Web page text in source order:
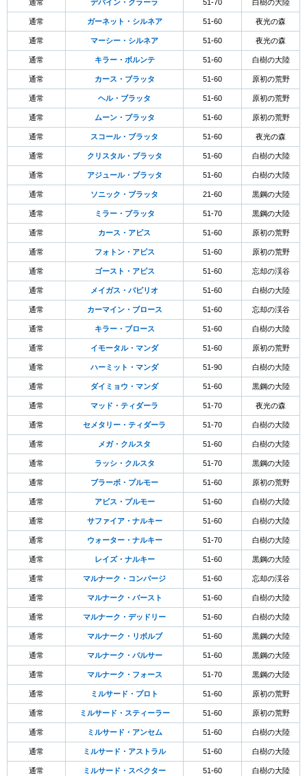
通常 デバイン・クラーラ 51-70 白樹の大陸
通常 ガーネット・シルネア 51-60 夜光の森
通常 マーシー・シルネア 51-60 夜光の森
通常 キラー・ボルンテ 51-60 白樹の大陸
通常 カース・ブラッタ 51-60 原初の荒野
通常 ヘル・ブラッタ 51-60 原初の荒野
通常 ムーン・ブラッタ 51-60 原初の荒野
通常 スコール・ブラッタ 51-60 夜光の森
通常 クリスタル・ブラッタ 51-60 白樹の大陸
通常 アジュール・ブラッタ 51-60 白樹の大陸
通常 ソニック・ブラッタ 21-60 黒鋼の大陸
通常 ミラー・ブラッタ 51-70 黒鋼の大陸
通常 カース・アピス 51-60 原初の荒野
通常 フォトン・アピス 51-60 原初の荒野
通常 ゴースト・アピス 51-60 忘却の渓谷
通常 メイガス・パピリオ 51-60 白樹の大陸
通常 カーマイン・ブロース 51-60 忘却の渓谷
通常 キラー・ブロース 51-60 白樹の大陸
通常 イモータル・マンダ 51-60 原初の荒野
通常 ハーミット・マンダ 51-90 白樹の大陸
通常 ダイミョウ・マンダ 51-60 黒鋼の大陸
通常 マッド・ティダーラ 51-70 夜光の森
通常 セメタリー・ティダーラ 51-70 白樹の大陸
通常 メガ・クルスタ 51-60 白樹の大陸
通常 ラッシ・クルスタ 51-70 黒鋼の大陸
通常 ブラーボ・プルモー 51-60 原初の荒野
通常 アビス・プルモー 51-60 白樹の大陸
通常 サファイア・ナルキー 51-60 白樹の大陸
通常 ウォーター・ナルキー 51-70 白樹の大陸
通常 レイズ・ナルキー 51-60 黒鋼の大陸
通常 マルナーク・コンバージ 51-60 忘却の渓谷
通常 マルナーク・バースト 51-60 白樹の大陸
通常 マルナーク・デッドリー 51-60 白樹の大陸
通常 マルナーク・リボルブ 51-60 黒鋼の大陸
通常 マルナーク・パルサー 51-60 黒鋼の大陸
通常 マルナーク・フォース 51-70 黒鋼の大陸
通常 ミルサード・プロト 51-60 原初の荒野
通常 ミルサード・スティーラー 51-60 原初の荒野
通常 ミルサード・アンセム 51-60 白樹の大陸
通常 ミルサード・アストラル 51-60 白樹の大陸
通常 ミルサード・スペクター 51-60 白樹の大陸